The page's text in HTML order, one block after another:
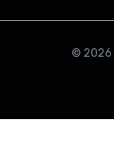
© 2026